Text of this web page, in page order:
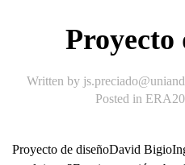
Proyecto
Written by
Posted in
Proyecto de diseñoDavid